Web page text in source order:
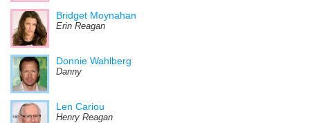
Bridget Moynahan
Erin Reagan
Donnie Wahlberg
Danny
Len Cariou
Henry Reagan